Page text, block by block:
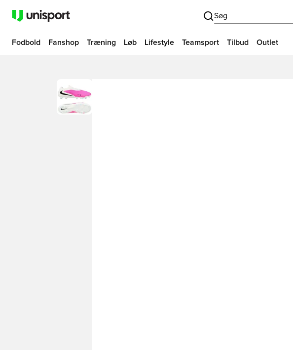
Søg
Fodbold Fanshop Træning Løb Lifestyle Teamsport Tilbud Outlet